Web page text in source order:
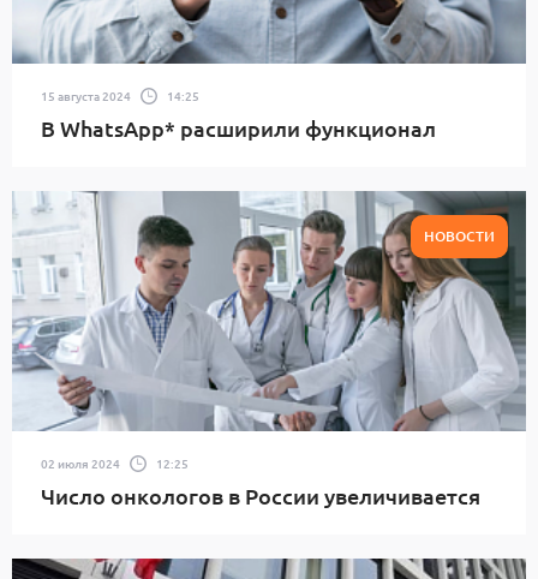
15 августа 2024 14:25
В WhatsApp* расширили функционал
НОВОСТИ
02 июля 2024 12:25
Число онкологов в России увеличивается